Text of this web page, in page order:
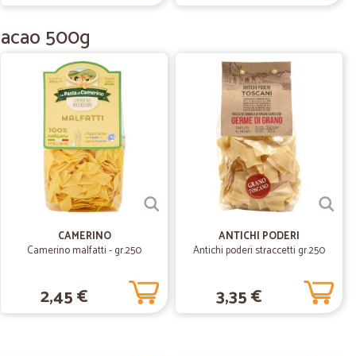
19/03/2021
Ottima organizzazione
01/06/2020
500g
CAMERINO
Camerino malfatti - gr.250
2,45 €
ANTICHI PODERI
Antichi poderi straccetti gr.250
3,35 €